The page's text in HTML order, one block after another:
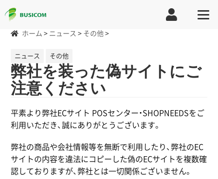
ホーム > ニュース > その他 >
ニュース その他
弊社を装った偽サイトにご
注意ください
平素より弊社ECサイト POSセンター・SHOPNEEDSをご
利用いただき、誠にありがとうございます。
弊社の商品や会社情報等を無断で利用したり、弊社のEC
サイトの内容を違法にコピーした偽のECサイトを複数確
認しておりますが、弊社とは一切関係ございません。